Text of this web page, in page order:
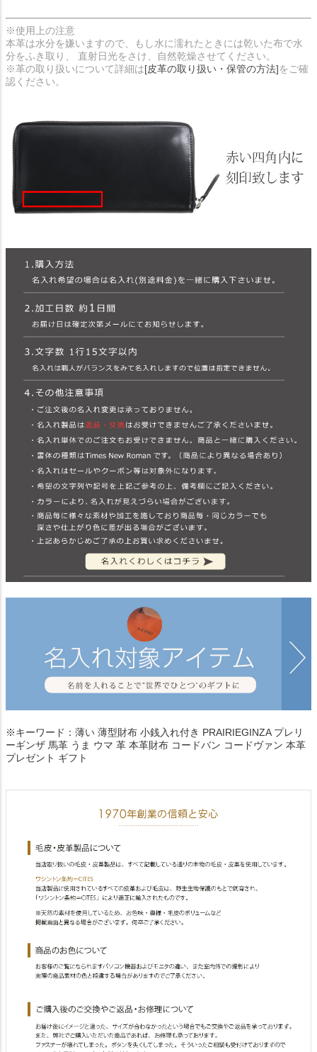
※使用上の注意
本革は水分を嫌いますので、もし水に濡れたときには乾いた布で水
分をふき取り、 直射日光をさけ、自然乾燥させてください。
※革の取り扱いについて詳細は[皮革の取り扱い・保管の方法]をご確
認ください。
※キーワード：薄い 薄型財布 小銭入れ付き PRAIRIEGINZA プレリ
ーギンザ 馬革 うま ウマ 革 本革財布 コードバン コードヴァン 本革
プレゼント ギフト